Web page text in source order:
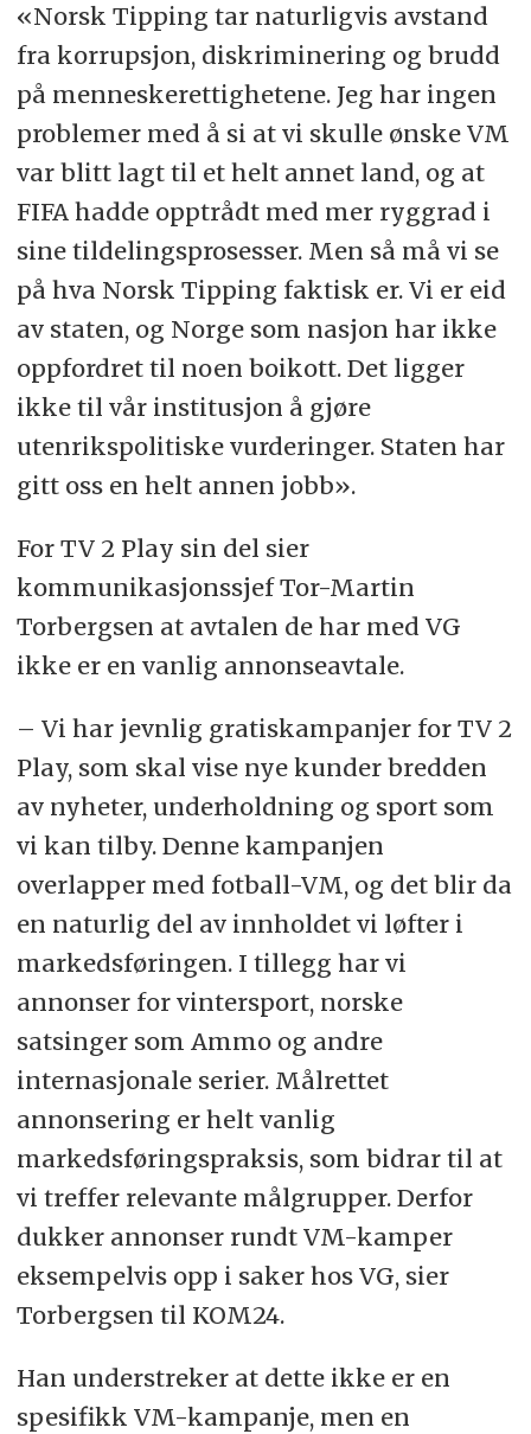
«Norsk Tipping tar naturligvis avstand
fra korrupsjon, diskriminering og brudd
på menneskerettighetene. Jeg har ingen
problemer med å si at vi skulle ønske VM
var blitt lagt til et helt annet land, og at
FIFA hadde opptrådt med mer ryggrad i
sine tildelingsprosesser. Men så må vi se
på hva Norsk Tipping faktisk er. Vi er eid
av staten, og Norge som nasjon har ikke
oppfordret til noen boikott. Det ligger
ikke til vår institusjon å gjøre
utenrikspolitiske vurderinger. Staten har
gitt oss en helt annen jobb».
For TV 2 Play sin del sier
kommunikasjonssjef Tor-Martin
Torbergsen at avtalen de har med VG
ikke er en vanlig annonseavtale.
– Vi har jevnlig gratiskampanjer for TV 2
Play, som skal vise nye kunder bredden
av nyheter, underholdning og sport som
vi kan tilby. Denne kampanjen
overlapper med fotball-VM, og det blir da
en naturlig del av innholdet vi løfter i
markedsføringen. I tillegg har vi
annonser for vintersport, norske
satsinger som Ammo og andre
internasjonale serier. Målrettet
annonsering er helt vanlig
markedsføringspraksis, som bidrar til at
vi treffer relevante målgrupper. Derfor
dukker annonser rundt VM-kamper
eksempelvis opp i saker hos VG, sier
Torbergsen til KOM24.
Han understreker at dette ikke er en
spesifikk VM-kampanje, men en